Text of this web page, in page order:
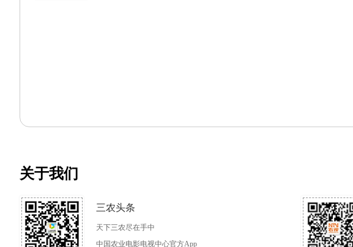
关于我们
三农头条
天下三农尽在手中
中国农业电影电视中心官方App